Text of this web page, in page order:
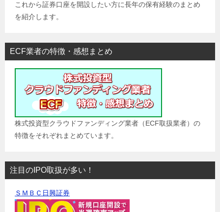
これから証券口座を開設したい方に長年の保有経験のまとめ
を紹介します。
ECF業者の特徴・感想まとめ
株式投資型クラウドファンディング業者（ECF取扱業者）の
特徴をそれぞれまとめています。
注目のIPO取扱が多い！
ＳＭＢＣ日興証券